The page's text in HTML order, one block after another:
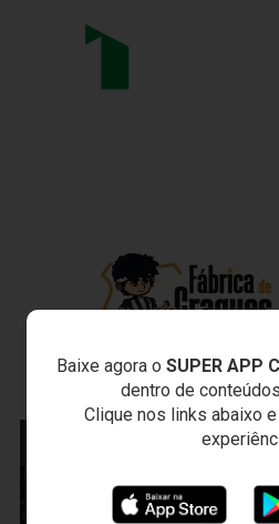
Baixe agora o SUPER APP
dentro de
Clique nos links abaixo
NOTÍCIAS RELACIONADAS